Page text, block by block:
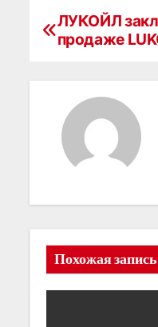
Н
и
я
ЛУКОЙЛ
продаже
Похожая запись